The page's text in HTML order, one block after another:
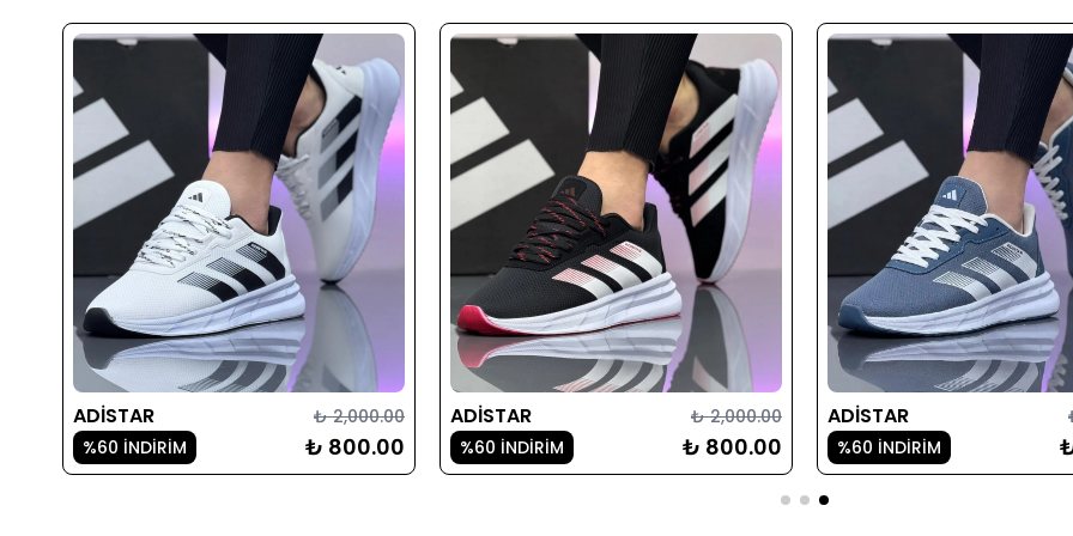
ADİSTAR
%60 İNDİRİM
₺ 2,000.00
₺ 800.00
ADİSTAR
%60 İNDİRİM
₺ 2,000.00
₺ 800.00
ADİSTAR
%60 İNDİRİM